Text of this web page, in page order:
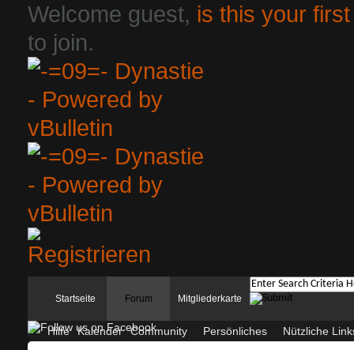
Welcome guest, is this your
to join.
Startseite Forum
Hilfe Kalender Community Persönliches Nützliche
Mitgliederkarte